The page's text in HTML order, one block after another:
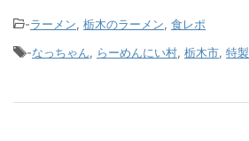
-ラーメン, 栃木のラーメン, 食レポ
-なっちゃん, らーめんにい村, 栃木市, 特